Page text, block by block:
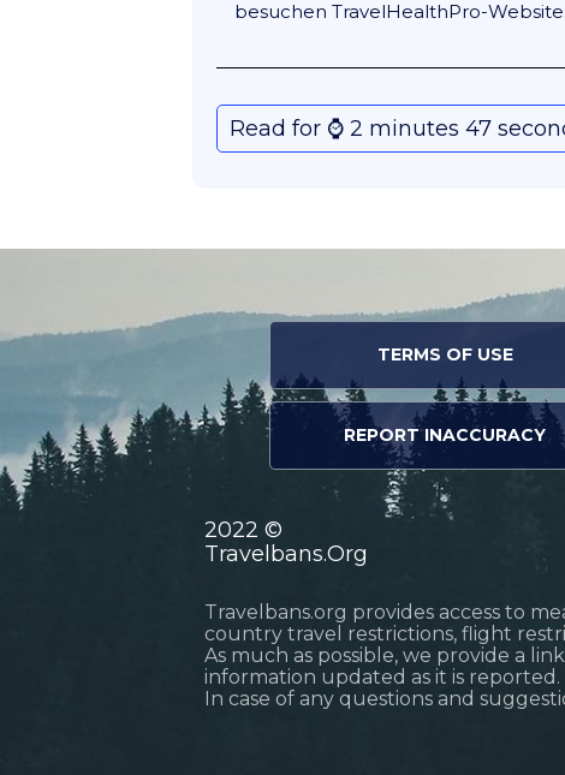
besuchen TravelHealthPro-Website
Read for ⌚️ 2 minutes 47
TERMS OF USE
REPORT INACCURACY
2022 ©
Travelbans.Org
Travelbans.org provides access to
country travel restrictions, flight
As much as possible, we provide a
information updated as it is
In case of any questions and